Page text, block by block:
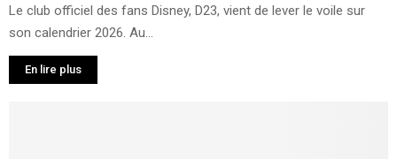
Le club officiel des fans Disney, D23, vient de lever le voile sur
son calendrier 2026. Au...
En lire plus